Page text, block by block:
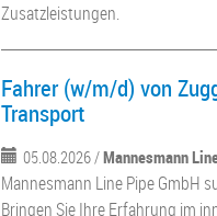
Zusatzleistungen.
Fahrer (w/m/d) von
Transport
05.08.2026 /Mannesmann
Mannesmann Line Pipe GmbH
Bringen Sie Ihre Erfahrung im